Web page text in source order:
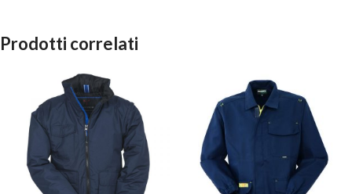
Prodotti correlati